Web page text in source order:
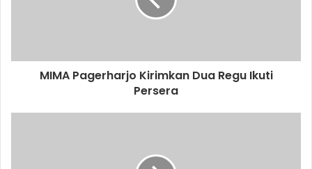
MIMA Pagerharjo Kirimkan Dua Regu Ikuti
Persera